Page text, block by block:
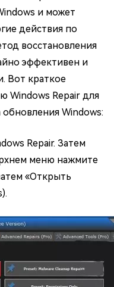
и может
действия по
восстановления
эффективен и
Вот краткое
Windows Repair для
Windows:
Repair. Затем
меню нажмите
«Открыть